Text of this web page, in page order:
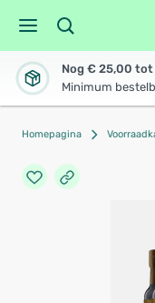
Nog € 25,00
Minimum
Homepagina